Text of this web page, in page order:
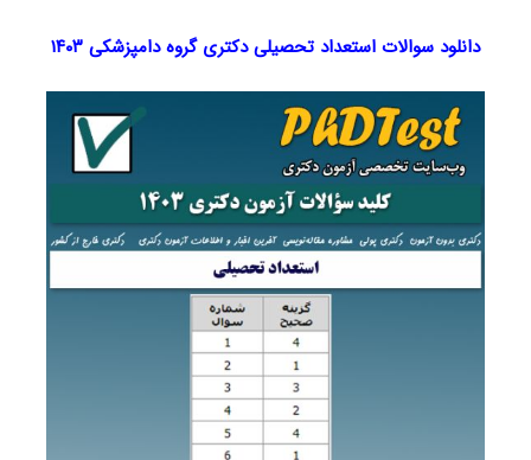
دانلود سوالات استعداد تحصیلی دکتری گروه دامپزشکی ۱۴۰۳